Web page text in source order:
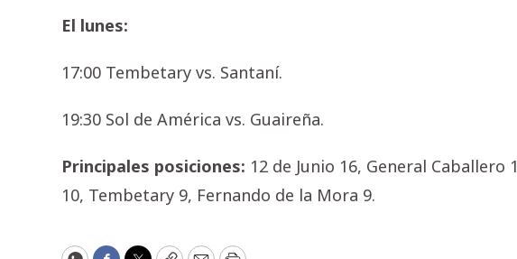
El lunes:
17:00 Tembetary vs. Santaní.
19:30 Sol de América vs. Guaireña.
Principales posiciones: 12 de Junio 16, General
10, Tembetary 9, Fernando de la Mora 9.